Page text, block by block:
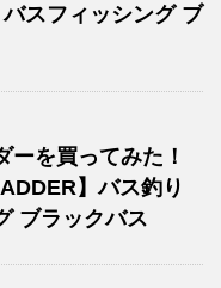
スフィッシング ブ
ーを買ってみた！
】バス釣り
ブラックバス